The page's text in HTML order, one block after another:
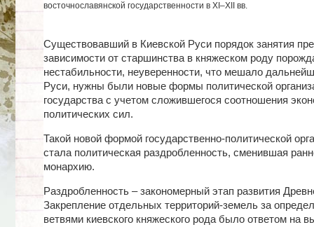
восточнославянской государственности в XI–XII вв.
Существовавший в Киевской Руси порядок занятия
зависимости от старшинства в княжеском роду
нестабильности, неуверенности, что мешало
Руси, нужны были новые формы политической
государства с учетом сложившегося соотношения
политических сил.
Такой новой формой государственно-политической
стала политическая раздробленность, сменившая
монархию.
Раздробленность – закономерный этап развития
Закрепление отдельных территорий-земель за
ветвями киевского княжеского рода было ответом на